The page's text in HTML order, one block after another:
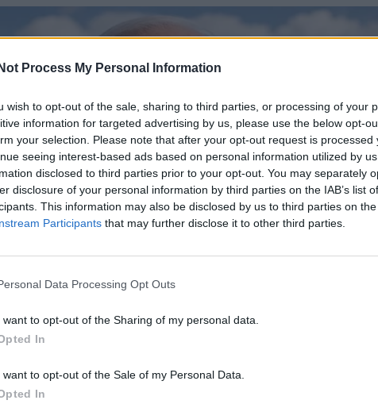
Process My Personal Information
wish to opt-out of the sale, sharing to third parties, or processing of your
information for targeted advertising by us, please use the below opt-
your selection. Please note that after your opt-out request is processed
seeing interest-based ads based on personal information utilized by
disclosed to third parties prior to your opt-out. You may separately
disclosure of your personal information by third parties on the IAB’s list
This information may also be disclosed by us to third parties on the
Participants that may further disclose it to other third parties.
Data Processing Opt Outs
want to opt-out of the Sharing of my personal data.
In
want to opt-out of the Sale of my Personal Data.
In